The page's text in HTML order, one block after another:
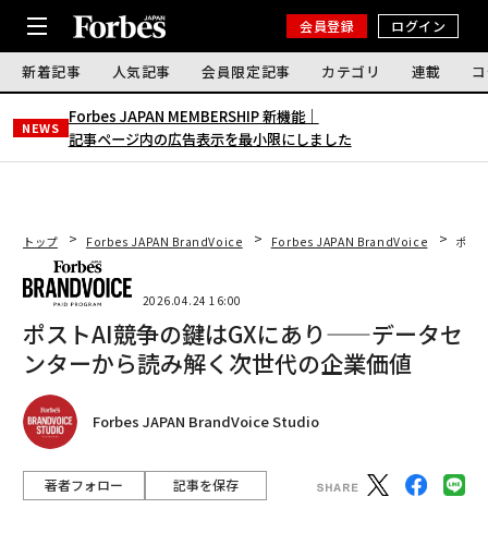
会員登録 ログイン
新着記事 人気記事 会員限定記事 カテゴリ 連載
NEWS
Forbes JAPAN MEMBERSHIP 新機能｜
記事ページ内の広告表示を最小限にしました
トップ Forbes JAPAN BrandVoice Forbes JAPAN BrandVoice ポス
2026.04.24 16:00
ポストAI競争の鍵はGXにあり——データセ
ンターから読み解く次世代の企業価値
Forbes JAPAN BrandVoice Studio
著者フォロー 記事を保存